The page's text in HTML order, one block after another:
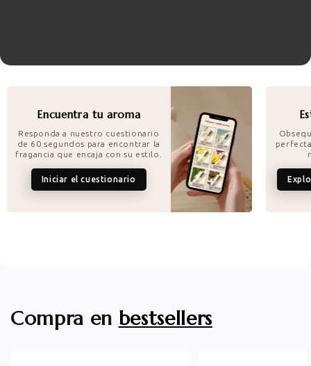
Encuentra tu aroma
Responda a nuestro cuestionario
de 60 segundos para encontrar la
fragancia que encaja con su estilo.
Iniciar el cuestionario
Compra en bestsellers